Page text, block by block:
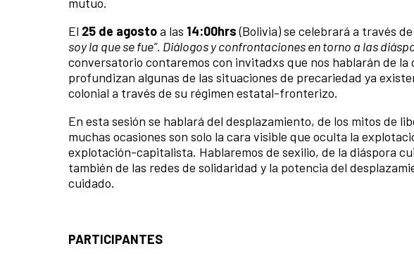
El 25 de agostoa las 14:00hrs(Bolivia) se celebrará a través de
soy la que se fue”. Diálogos y confrontaciones en torno a las
conversatorio contaremos con invitadxs que nos hablarán de
profundizan algunas de las situaciones de precariedad ya
colonial a través de su régimen estatal-fronterizo.
En esta sesión se hablará del desplazamiento, de los mitos de
muchas ocasiones son solo la cara visible que oculta la
explotación-capitalista. Hablaremos de sexilio, de la diáspora
también de las redes de solidaridad y la potencia del
cuidado.
PARTICIPANTES